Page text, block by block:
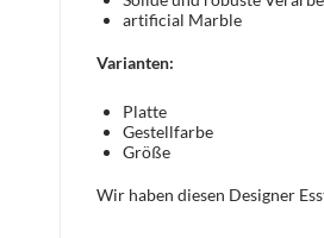
artificial Marble
Varianten:
Platte
Gestellfarbe
Größe
Wir haben diesen Designer